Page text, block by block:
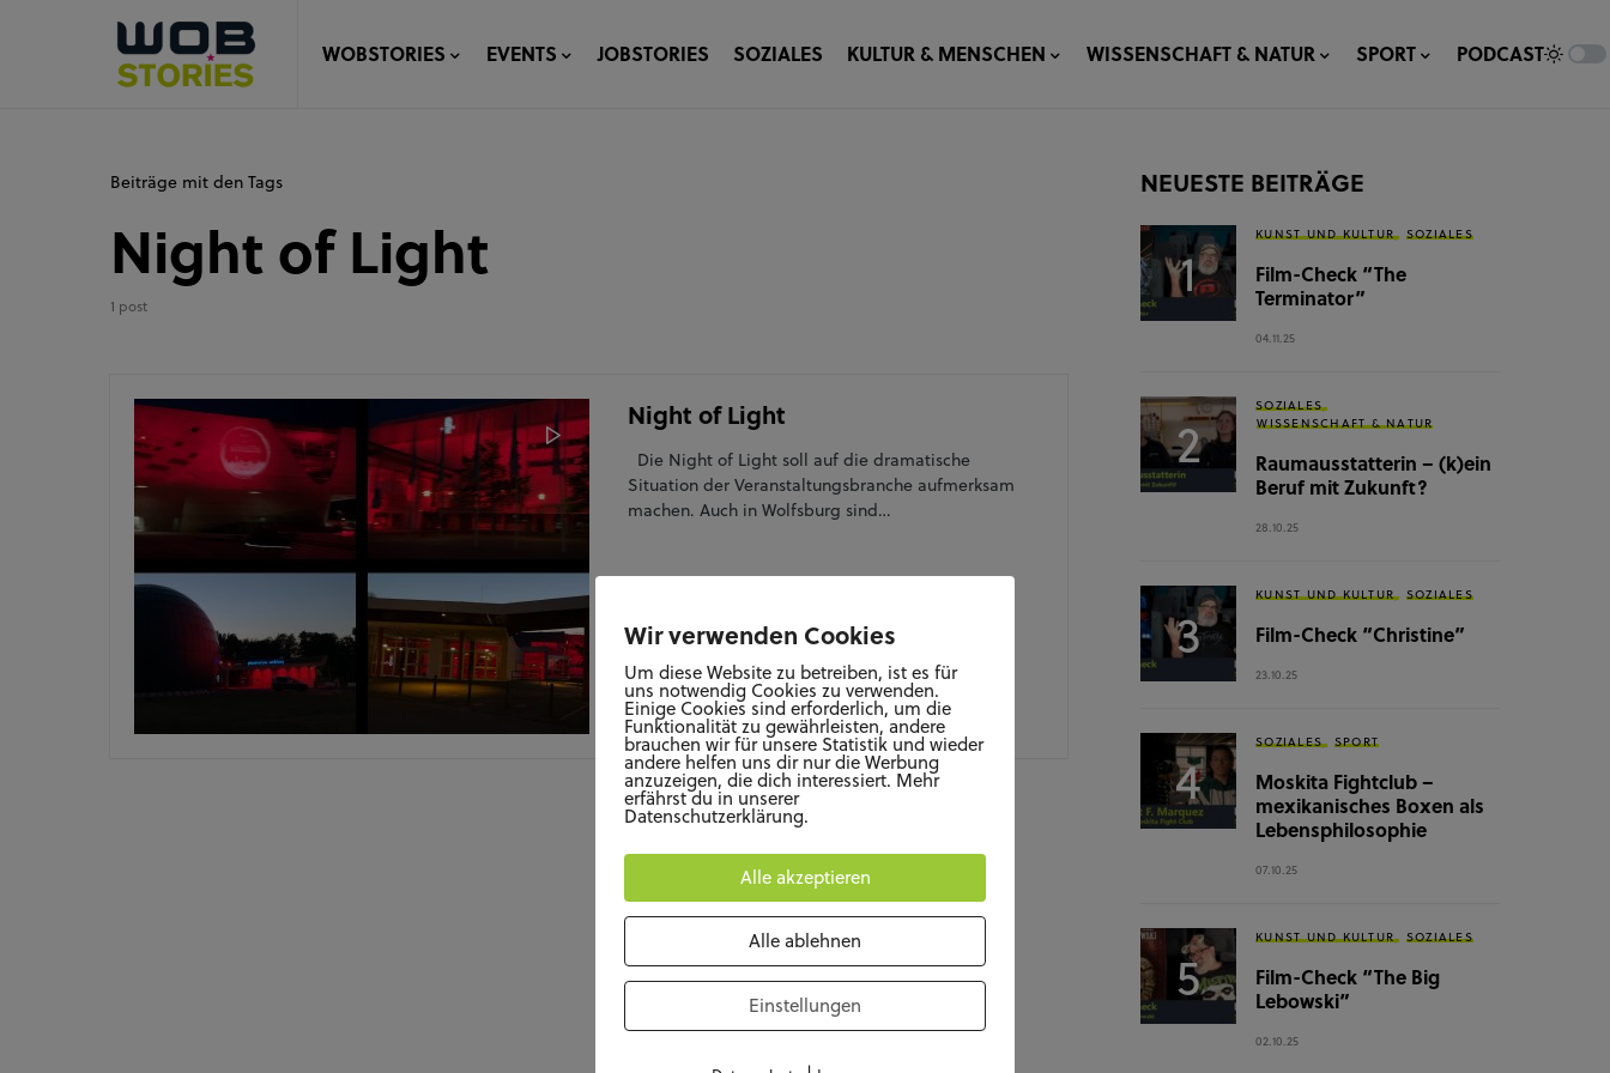
WOBSTORIES EVENTS JOBSTORIES SOZIALES KULTUR & MENSCHEN WISSENSCHAFT & NATUR SPORT PODCAST
Beiträge mit den Tags
Night of Light
1 post
Night of Light
Die Night of Light soll auf die dramatische
Situation der Veranstaltungsbranche aufmerksam
machen. Auch in Wolfsburg sind…
JUNI 23, 2020
NEUESTE BEITRÄGE
KUNST UND KULTUR SOZIALES
Film-Check “The
Terminator”
04.11.25
SOZIALES
WISSENSCHAFT & NATUR
Raumausstatterin – (k)ein
Beruf mit Zukunft?
28.10.25
KUNST UND KULTUR SOZIALES
Film-Check “Christine”
23.10.25
SOZIALES SPORT
Moskita Fightclub –
mexikanisches Boxen als
Lebensphilosophie
07.10.25
KUNST UND KULTUR SOZIALES
Film-Check “The Big
Lebowski”
02.10.25
Wir verwenden Cookies
Um diese Website zu betreiben, ist es für
uns notwendig Cookies zu verwenden.
Einige Cookies sind erforderlich, um die
Funktionalität zu gewährleisten, andere
brauchen wir für unsere Statistik und wieder
andere helfen uns dir nur die Werbung
anzuzeigen, die dich interessiert. Mehr
erfährst du in unserer
Datenschutzerklärung.
Alle akzeptieren
Alle ablehnen
Einstellungen